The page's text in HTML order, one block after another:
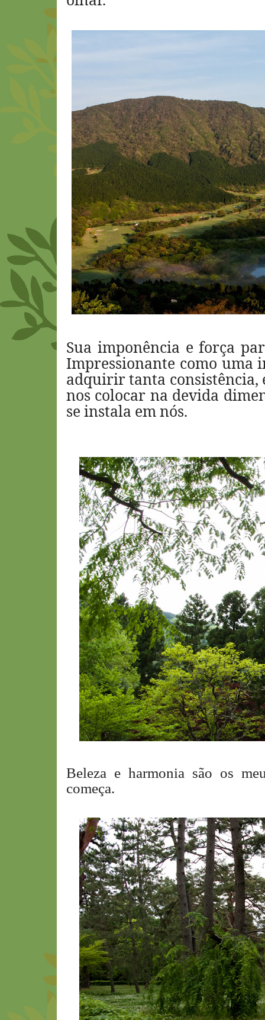
Sua imponência e força
Impressionante como uma
adquirir tanta consistência,
nos colocar na devida
se instala em nós.
Beleza e harmonia são os
começa.